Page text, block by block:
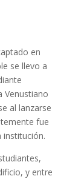
en
se llevo a
Venustiano
al lanzarse
fue
institución.
y entre